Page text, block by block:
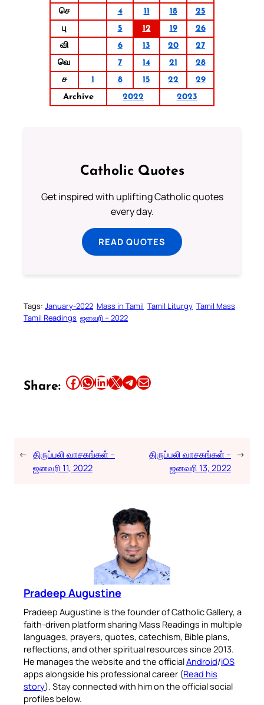
செ
4 11 18
25
பு
5 12 19
26
வி
6 13 20
27
வெ
7 14 21
28
ச
1 8 15 22
29
Archive
2022 2023
Catholic Quotes
Get inspired with uplifting Catholic quotes
every day.
READ QUOTES
Tags: January-2022 Mass in Tamil Tamil Liturgy Tamil Mass
Tamil Readings ஜனவரி – 2022
Share: Share this article on Facebook Share this article on WhatsApp Share this article on LinkedIn Share this article on X Share this article on TelegramEmail this Article
← திருப்பலி வாசகங்கள் –
ஜனவரி 11, 2022
திருப்பலி வாசகங்கள் –
ஜனவரி 13, 2022
→
Pradeep Augustine
Pradeep Augustine is the founder of Catholic Gallery, a
faith-driven platform sharing Mass Readings in multiple
languages, prayers, quotes, catechism, Bible plans,
reflections, and other spiritual resources since 2013.
He manages the website and the officialAndroid/iOS
apps alongside his professional career (Read his
story). Stay connected with him on the official social
profiles below.